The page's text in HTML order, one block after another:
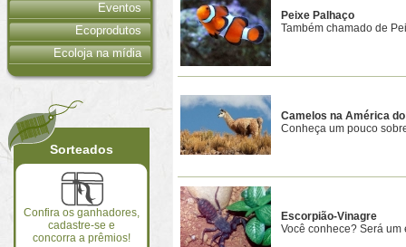
Eventos
Ecoprodutos
Ecoloja na mídia
Sorteados
Confira os ganhadores,
cadastre-se e
concorra a prêmios!
Peixe Palhaço
Também chamado de
Camelos na América
Conheça um pouco
Escorpião-Vinagre
Você conhece? Será